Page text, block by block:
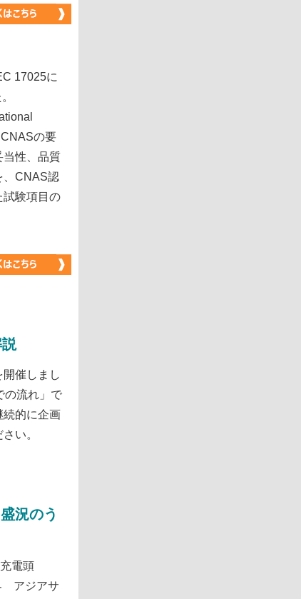
17025に
の要
当性、品質
、CNAS認
試験項目の
催しまし
の流れ」で
続的に企画
い。
況のう
電頭
アジアサ